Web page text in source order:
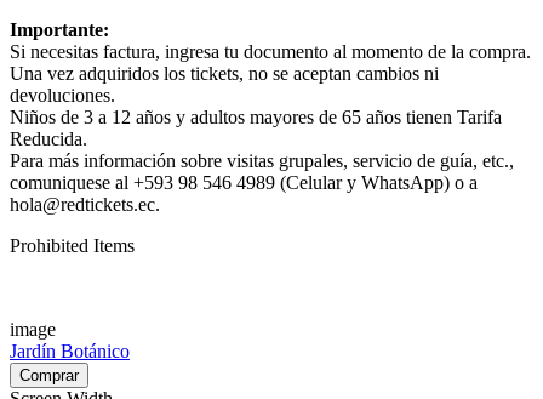
Importante:
Si necesitas factura, ingresa tu documento al momento de la compra.
Una vez adquiridos los tickets, no se aceptan cambios ni
devoluciones.
Niños de 3 a 12 años y adultos mayores de 65 años tienen Tarifa
Reducida.
Para más información sobre visitas grupales, servicio de guía, etc.,
comuniquese al +593 98 546 4989 (Celular y WhatsApp) o a
hola@redtickets.ec.
Prohibited Items
image
Jardín Botánico